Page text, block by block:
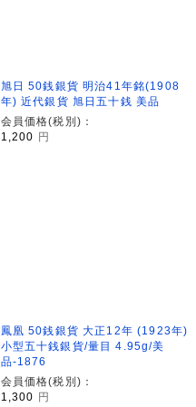
旭日 50銭銀貨 明治41年銘(1908
年) 近代銀貨 旭日五十銭 美品
会員価格(税別)：
1,200
円
鳳凰 50銭銀貨 大正12年 (1923年)
小型五十銭銀貨/量目 4.95g/美
品-1876
会員価格(税別)：
1,300 円